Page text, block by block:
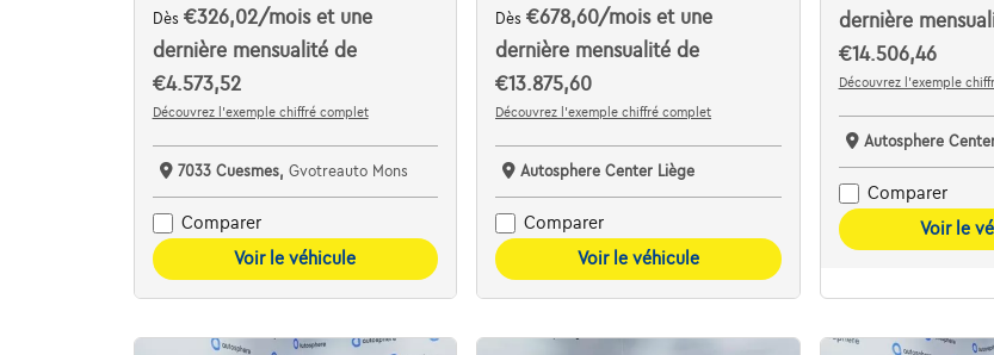
Dès €326,02/mois et une
dernière mensualité de
€4.573,52
Découvrez l’exemple chiffré complet
7033 Cuesmes, Gvotreauto Mons
Comparer
Voir le véhicule
Dès€678,60/moiset une
dernière mensualité de
€13.875,60
Découvrez l’exemple chiffré complet
Autosphere Center Liège
Comparer
Voir le véhicule
dernière
€14.506,46
Découvrez l’exemple
Autosphere
Comparer
Voir le